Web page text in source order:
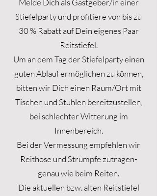
Melde Dich als Gastgeber/in einer
Stiefelparty und profitiere von bis zu
30 % Rabatt auf Dein eigenes Paar
Reitstiefel.
Um an dem Tag der Stiefelparty einen
guten Ablauf ermöglichen zu können,
bitten wir Dich einen Raum/Ort mit
Tischen und Stühlen bereitzustellen,
bei schlechter Witterung im
Innenbereich.
Bei der Vermessung empfehlen wir
Reithose und Strümpfe zutragen-
genau wie beim Reiten.
Die aktuellen bzw. alten Reitstiefel